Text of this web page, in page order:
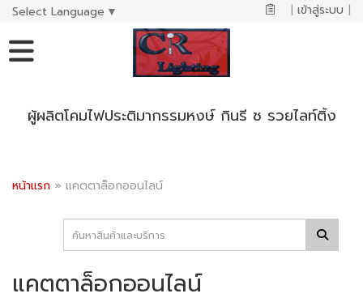
Select Language ▼ | เข้าสู่ระบบ |
ผู้ผลิตโคมไฟประติมากรรมหงษ์ กินรี ช รวยไลท์ติ้ง
หน้าแรก » แคตตาล็อกออนไลน์
แคตตาล็อกออนไลน์